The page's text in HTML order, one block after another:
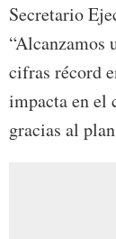
Secretario
“Alcanzamos
cifras récord
impacta en el
gracias al